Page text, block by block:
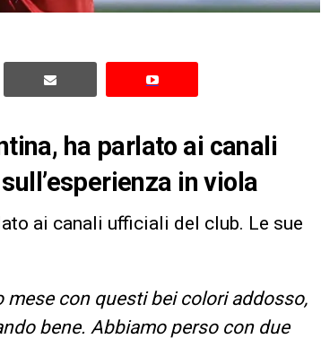
ha parlato ai canali
in viola
ai canali ufficiali del club. Le sue
con questi bei colori addosso,
bene. Abbiamo perso con due